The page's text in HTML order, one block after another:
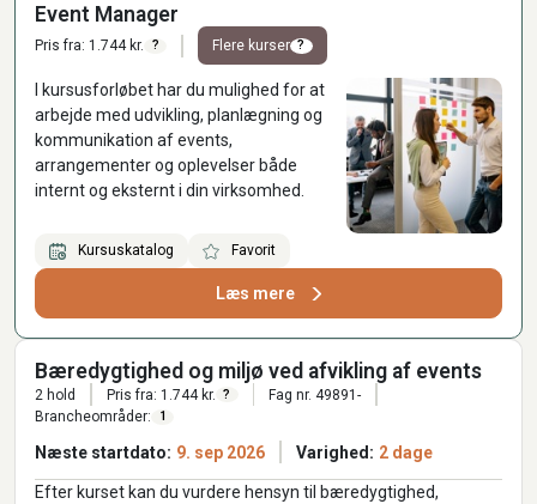
Event Manager
Pris fra: 1.744 kr. ? Flere kurser ?
I kursusforløbet har du mulighed for at
arbejde med udvikling, planlægning og
kommunikation af events,
arrangementer og oplevelser både
internt og eksternt i din virksomhed.
Kursuskatalog Favorit
Læs mere
Bæredygtighed og miljø ved afvikling af events
2 hold Pris fra: 1.744 kr. ?
Fag nr. 49891-
Brancheområder:
1
Næste startdato: 9. sep 2026 Varighed: 2 dage
Efter kurset kan du vurdere hensyn til bæredygtighed,